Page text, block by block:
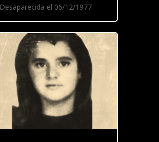
Desaparecida el 06/12/1977